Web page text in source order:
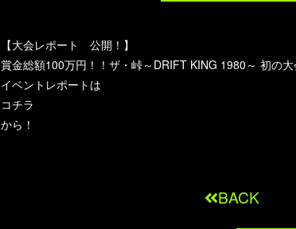
【大会レポート 公開！】
賞金総額100万円！！ザ・峠～DRIFT KING 1980～ 初の
イベントレポートは
コチラ
から！
BACK